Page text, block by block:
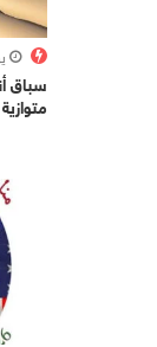
سباق